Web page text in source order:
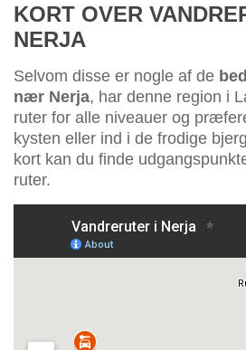
KORT OVER
NERJA
Selvom disse er nogle af de
nær Nerja, har denne region i
ruter for alle niveauer og
kysten eller ind i de frodige
kort kan du finde
ruter.